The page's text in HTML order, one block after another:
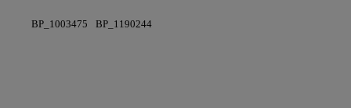
BP_1003475 BP_1190244